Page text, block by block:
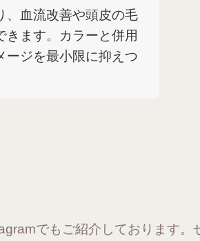
、血流改善や頭皮の毛
きます。カラーと併用
ージを最小限に抑えつ
でもご紹介しております。